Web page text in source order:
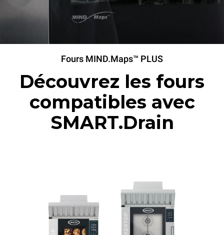
Fours MIND.Maps™ PLUS
Découvrez les fours
compatibles avec
SMART.Drain